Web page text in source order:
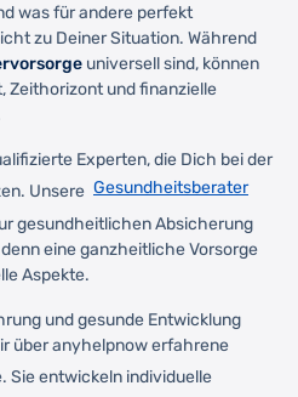
was für andere perfekt
zu Deiner Situation. Während
universell sind, können
Zeithorizont und finanzielle
Experten, die Dich bei der
Unsere Gesundheitsberater
gesundheitlichen Absicherung
eine ganzheitliche Vorsorge
Aspekte.
und gesunde Entwicklung
über anyhelpnow erfahrene
Sie entwickeln individuelle